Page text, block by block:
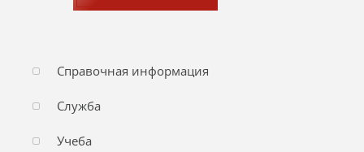
Справочная информация
Служба
Учеба